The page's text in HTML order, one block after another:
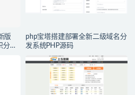
版
赏/
php宝塔搭建部署全新二级域名分
发系统PHP源码